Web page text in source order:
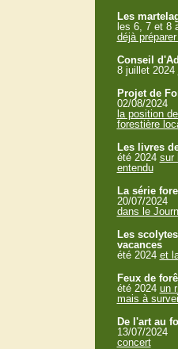
Les
les 6, 7 et 8
déjà
Conseil
8 juillet 2024
Projet de
02/08/2024
la position
forestière
Les livres
été 2024 sur
entendu
La série
20/07/2024
dans le
Les
vacances
été 2024 et
Feux de
été 2024 un
mais à
De l'art au
13/07/2024
concert